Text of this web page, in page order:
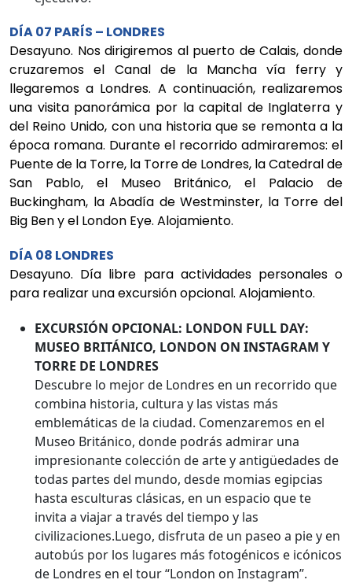
DÍA 07 PARÍS – LONDRES
Desayuno. Nos dirigiremos al puerto de Calais, donde
cruzaremos el Canal de la Mancha vía ferry y
llegaremos a Londres. A continuación, realizaremos
una visita panorámica por la capital de Inglaterra y
del Reino Unido, con una historia que se remonta a la
época romana. Durante el recorrido admiraremos: el
Puente de la Torre, la Torre de Londres, la Catedral de
San Pablo, el Museo Británico, el Palacio de
Buckingham, la Abadía de Westminster, la Torre del
Big Ben y el London Eye. Alojamiento.
DÍA 08 LONDRES
Desayuno. Día libre para actividades personales o
para realizar una excursión opcional. Alojamiento.
EXCURSIÓN OPCIONAL: LONDON FULL DAY:
MUSEO BRITÁNICO, LONDON ON INSTAGRAM Y
TORRE DE LONDRES
Descubre lo mejor de Londres en un recorrido que
combina historia, cultura y las vistas más
emblemáticas de la ciudad. Comenzaremos en el
Museo Británico, donde podrás admirar una
impresionante colección de arte y antigüedades de
todas partes del mundo, desde momias egipcias
hasta esculturas clásicas, en un espacio que te
invita a viajar a través del tiempo y las
civilizaciones.Luego, disfruta de un paseo a pie y en
autobús por los lugares más fotogénicos e icónicos
de Londres en el tour “London on Instagram”.